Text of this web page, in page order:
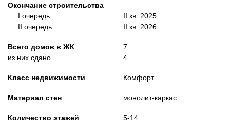
Окончание строительства
I очередь
II очередь
Всего домов в ЖК
из них сдано
Класс недвижимости
Материал стен
Количество этажей
II кв. 2025
II кв. 2026
7
4
Комфорт
монолит-каркас
5-14